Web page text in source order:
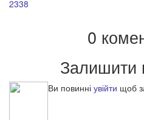
2338
0
Залишити
Ви повинні увійти щоб